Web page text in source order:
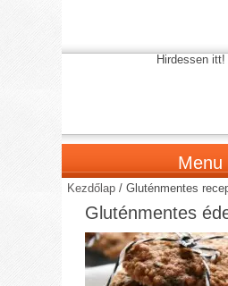
Hirdessen itt!
Menu
Kezdőlap /Gluténmentes
Gluténmentes